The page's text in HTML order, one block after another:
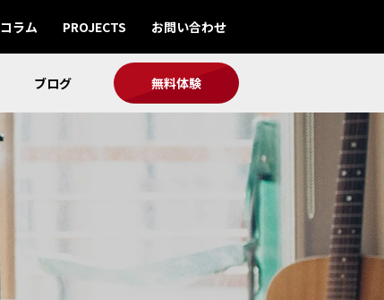
コラム PROJECTS お問い合わせ
ブログ 無料体験